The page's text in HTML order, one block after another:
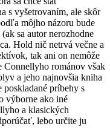
s vyšetrovaním, ale skôr
môjho názoru bude
sa autor nerozhodne
Hold nič netrvá večne a
tak ani on nemôže
románov však
a jeho najnovšia kniha
poskladané príbehy s
výborne ako iné
a klasických
lebo určite ju